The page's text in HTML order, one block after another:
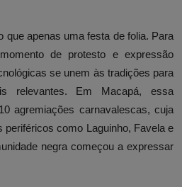
que apenas uma festa de folia. Para
de protesto e expressão
se unem às tradições para
relevantes. Em Macapá, essa
agremiações carnavalescas, cuja
periféricos como Laguinho, Favela e
negra começou a expressar